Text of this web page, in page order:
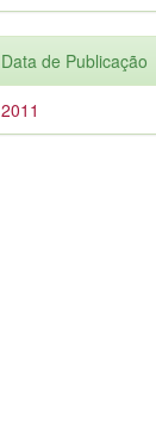
Data de Publicação
2011